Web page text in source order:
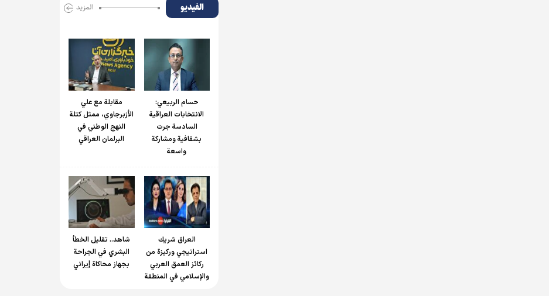
الفیدیو المزید
حسام الربیعي:
الانتخابات العراقية
السادسة جرت
بشفافية ومشاركة
واسعة
مقابلة مع علي
الأزبرجاوي، ممثل كتلة
النهج الوطني في
البرلمان العراقي
العراق شريك
استراتيجي وركيزة من
ركائز العمق العربي
والإسلامي في المنطقة
شاهد.. تقليل الخطأ
البشري في الجراحة
بجهاز محاكاة إيراني